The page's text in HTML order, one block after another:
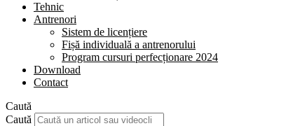
Tehnic
Antrenori
Sistem de licențiere
Fișă individuală a antrenorului
Program cursuri perfecționare 2024
Download
Contact
Caută
Caută